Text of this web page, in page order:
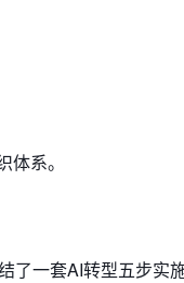
系。
了一套AI转型五步实